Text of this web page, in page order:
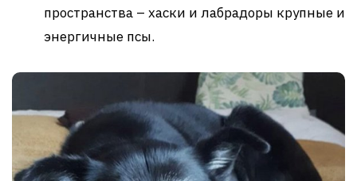
пространства – хаски и лабрадоры крупные и
энергичные псы.